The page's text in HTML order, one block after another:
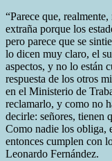
“Parece que,
extraña porque los
pero parece que se
lo dicen muy claro, el
aspectos, y no lo están
respuesta de los otros
en el Ministerio de
reclamarlo, y como no
decirle: señores, tienen
Como nadie los obliga,
entonces cumplen con
Leonardo Fernández.